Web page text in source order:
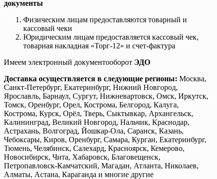
документы
Физическим лицам предоставляются товарный и
кассовый чеки
Юридическим лицам предоставляется кассовый чек,
товарная накладная «Торг-12» и счет-фактура
Имеем электронный документооборот ЭДО
Доставка осуществляется в следующие регионы: Москва,
Санкт-Петербург, Екатеринбург, Нижний Новгород,
Ярославль, Барнаул, Сургут, Нижневартовск, Омск, Иркутск,
Томск, Оренбург, Орел, Кострома, Белгород, Калуга,
Кострома, Курск, Орёл, Тверь, Сыктывкар, Архангельск,
Калининград, Великий Новгород, Нальчик, Краснодар,
Астрахань, Волгоград, Йошкар-Ола, Саранск, Казань,
Чебоксары, Киров, Оренбург, Самара, Курган, Екатеринбург,
Тюмень, Челябинск, Салехард, Красноярск, Кемерово,
Новосибирск, Чита, Хабаровск, Благовещенск,
Петропавловск-Камчатский, Магадан, Атланта, Николаев,
Алматы, Астана, Караганда и многие другие